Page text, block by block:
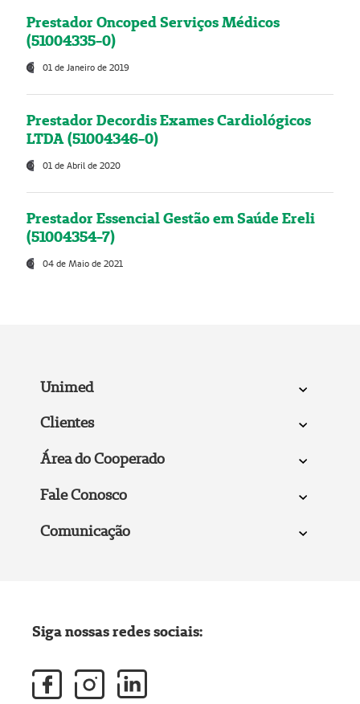
Prestador Oncoped Serviços Médicos
(51004335-0)
01 de Janeiro de 2019
Prestador Decordis Exames Cardiológicos
LTDA (51004346-0)
01 de Abril de 2020
Prestador Essencial Gestão em Saúde Ereli
(51004354-7)
04 de Maio de 2021
Unimed
Clientes
Área do Cooperado
Fale Conosco
Comunicação
Siga nossas redes sociais: